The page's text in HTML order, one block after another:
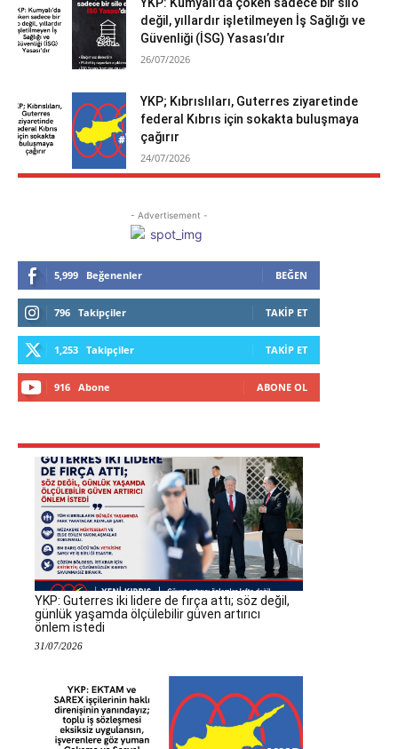
değil, yıllardır işletilmeyen İş Sağlığı ve
Güvenliği (İSG) Yasası’dır
26/07/2026
YKP; Kıbrıslıları, Guterres ziyaretinde
federal Kıbrıs için sokakta buluşmaya
çağırır
24/07/2026
- Advertisement -
5,999 Beğenenler BEĞEN
796 Takipçiler TAKIP ET
1,253 Takipçiler TAKIP ET
916 Abone ABONE OL
YKP: Guterres iki lidere de fırça attı; söz değil,
günlük yaşamda ölçülebilir güven artırıcı
önlem istedi
31/07/2026